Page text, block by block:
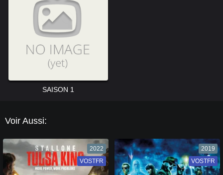
SAISON 1
Voir Aussi:
2022
VF
VOSTFR
2019
VF
VOSTFR